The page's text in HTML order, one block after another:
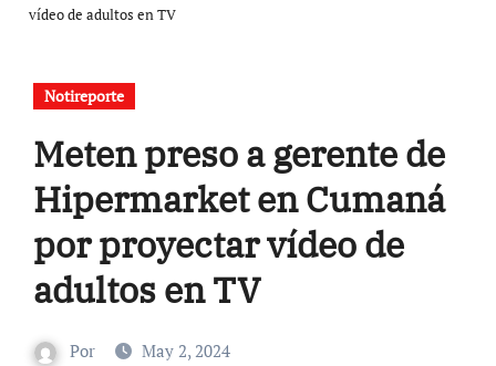
vídeo de adultos en TV
Notireporte
Meten preso a gerente de
Hipermarket en Cumaná
por proyectar vídeo de
adultos en TV
Por May 2, 2024